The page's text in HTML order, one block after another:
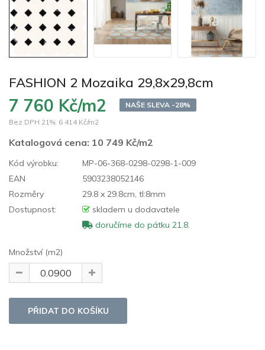
FASHION 2 Mozaika 29,8x29,8cm
7 760 Kč/m2
NAŠE SLEVA -28%
Bez DPH 21%: 6 414 Kč/m2
Katalogová cena: 10 749 Kč/m2
Kód výrobku:
MP-06-368-0298-0298-1-009
EAN
5903238052146
Rozměry
29.8 x 29.8cm, tl:8mm
Dostupnost:
skladem u dodavatele
doručíme do pátku 21.8.
Množství (m2)